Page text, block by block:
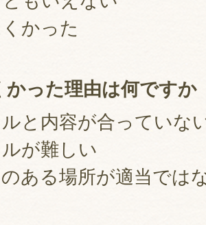
かった
かった理由は何ですか
と内容が合っていな
が難しい
ある場所が適当では